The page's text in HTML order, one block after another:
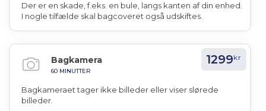
Der er en skade, f.eks. en bule, langs kanten af din enhed.
I nogle tilfælde skal bagcoveret også udskiftes.
Bagkamera
60 MINUTTER
1299kr
Bagkameraet tager ikke billeder eller viser slørede
billeder.